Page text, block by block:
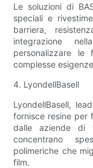
Le soluzioni di
speciali e
barriera,
integrazione
personalizzare le
complesse
4. LyondellBasell
LyondellBasell,
fornisce resine per
dalle aziende di
concentrano
polimeriche che
film.